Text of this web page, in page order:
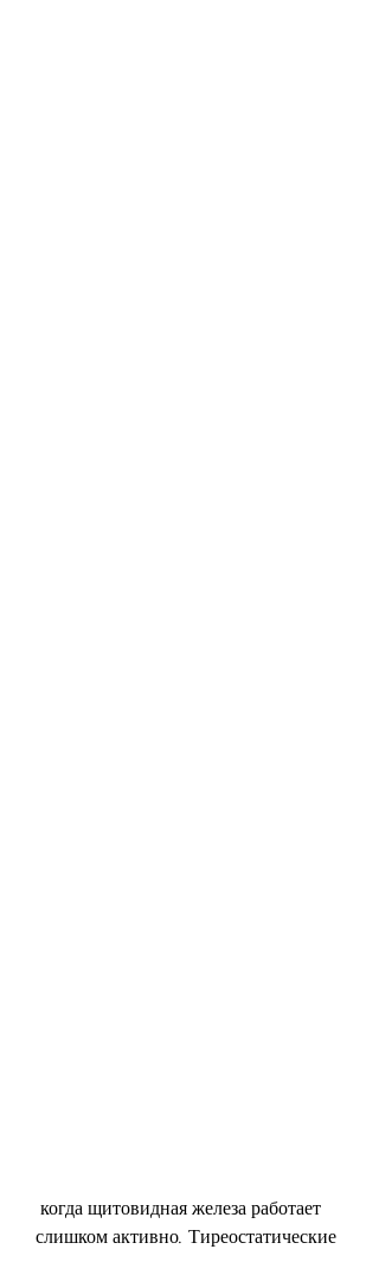
слишком активно. Тиреостатические